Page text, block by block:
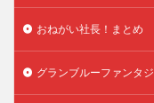
おねがい社長！まとめ
グランブルーファンタ